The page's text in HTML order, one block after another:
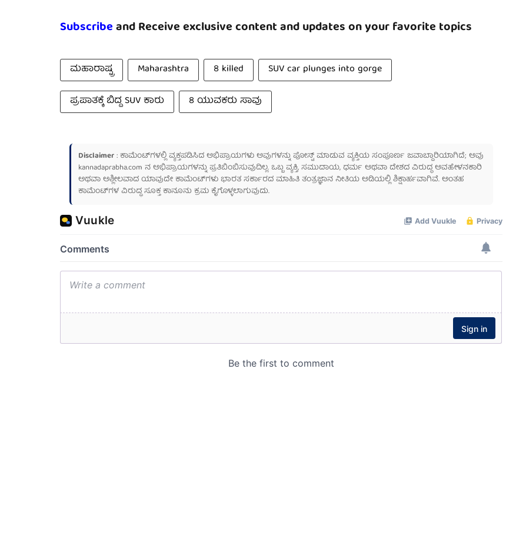
Subscribeand Receive exclusive content and updates on your favorite topics
ಮಹಾರಾಷ್ಟ್ರ Maharashtra 8 killed
SUV car plunges into gorge
ಪ್ರಪಾತಕ್ಕೆ ಬಿದ್ದ SUV ಕಾರು
8 ಯುವಕರು ಸಾವು
Disclaimer: ಕಾಮೆಂಟ್‌ಗಳಲ್ಲಿ ವ್ಯಕ್ತಪಡಿಸಿದ ಅಭಿಪ್ರಾಯಗಳು ಅವುಗಳನ್ನು ಪೋಸ್ಟ್ ಮಾಡುವ ವ್ಯಕ್ತಿಯ ಸಂಪೂರ್ಣ ಜವಾಬ್ದಾರಿಯಾಗಿದೆ; ಅವು
kannadaprabha.com ನ ಅಭಿಪ್ರಾಯಗಳನ್ನು ಪ್ರತಿಬಿಂಬಿಸುವುದಿಲ್ಲ. ಒಬ್ಬ ವ್ಯಕ್ತಿ, ಸಮುದಾಯ, ಧರ್ಮ ಅಥವಾ ದೇಶದ ವಿರುದ್ಧ ಅವಹೇಳನಕಾರಿ
ಅಥವಾ ಅಶ್ಲೀಲವಾದ ಯಾವುದೇ ಕಾಮೆಂಟ್‌ಗಳು ಭಾರತ ಸರ್ಕಾರದ ಮಾಹಿತಿ ತಂತ್ರಜ್ಞಾನ ನೀತಿಯ ಅಡಿಯಲ್ಲಿ ಶಿಕ್ಷಾರ್ಹವಾಗಿವೆ. ಅಂತಹ
ಕಾಮೆಂಟ್‌ಗಳ ವಿರುದ್ಧ ಸೂಕ್ತ ಕಾನೂನು ಕ್ರಮ ಕೈಗೊಳ್ಳಲಾಗುವುದು.